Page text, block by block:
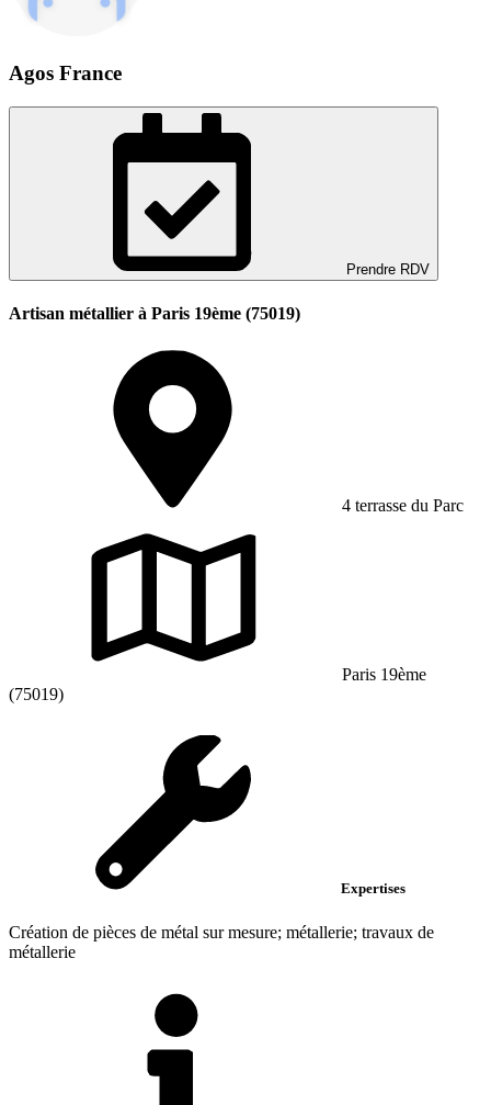
Agos France
Prendre RDV
Artisan métallier à Paris 19ème (75019)
4 terrasse du Parc
Paris 19ème
(75019)
Expertises
Création de pièces de métal sur mesure; métallerie; travaux de
métallerie